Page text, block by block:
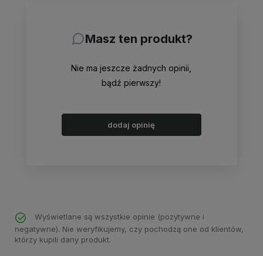
Masz ten produkt?
Nie ma jeszcze żadnych opinii,
bądź pierwszy!
dodaj opinię
Wyświetlane są wszystkie opinie (pozytywne i
negatywne). Nie weryfikujemy, czy pochodzą one od klientów,
którzy kupili dany produkt.